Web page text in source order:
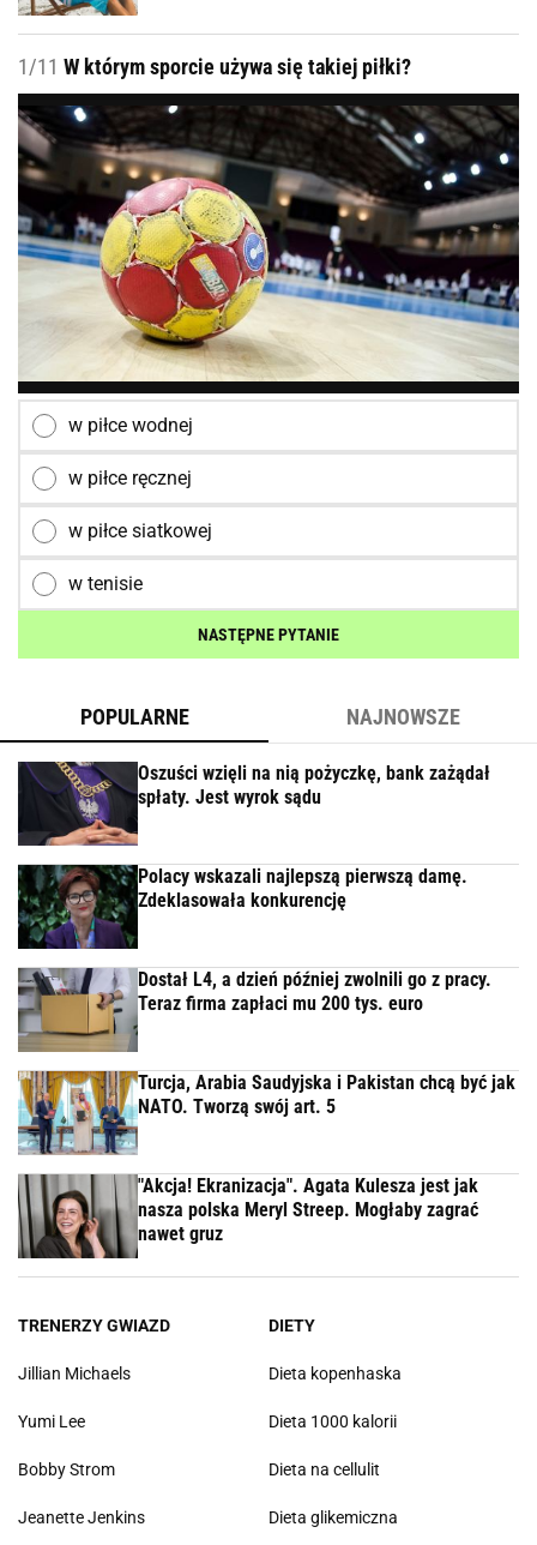
1/11 W którym sporcie używa się takiej piłki?
w piłce wodnej
w piłce ręcznej
w piłce siatkowej
w tenisie
NASTĘPNE PYTANIE
POPULARNE NAJNOWSZE
Oszuści wzięli na nią pożyczkę, bank zażądał
spłaty. Jest wyrok sądu
Polacy wskazali najlepszą pierwszą damę.
Zdeklasowała konkurencję
Dostał L4, a dzień później zwolnili go z pracy.
Teraz firma zapłaci mu 200 tys. euro
Turcja, Arabia Saudyjska i Pakistan chcą być jak
NATO. Tworzą swój art. 5
"Akcja! Ekranizacja". Agata Kulesza jest jak
nasza polska Meryl Streep. Mogłaby zagrać
nawet gruz
TRENERZY GWIAZD
Jillian Michaels
Yumi Lee
Bobby Strom
Jeanette Jenkins
DIETY
Dieta kopenhaska
Dieta 1000 kalorii
Dieta na cellulit
Dieta glikemiczna